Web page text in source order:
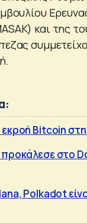
και της
Bitcoin
στο
Polkadot